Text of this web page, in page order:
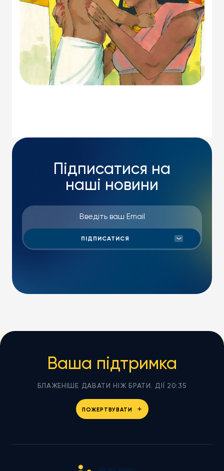
Підписатися на
наші новини
Ваша підтримка
БЛАЖЕНІШЕ ДАВАТИ НІЖ БРАТИ. ДІЇ 20:35
ПОЖЕРТВУВАТИ